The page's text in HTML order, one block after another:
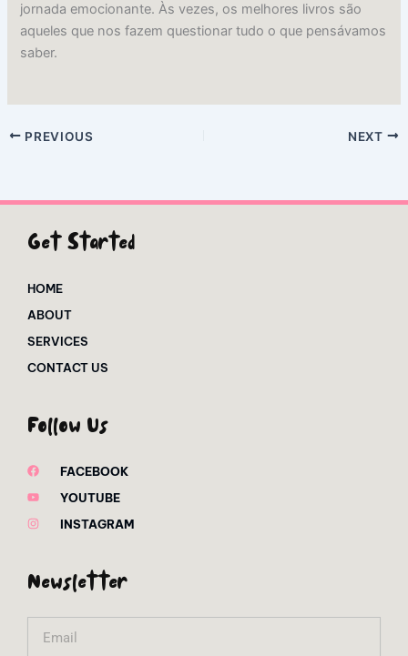
jornada emocionante. Às vezes, os melhores livros são
aqueles que nos fazem questionar tudo o que pensávamos
saber.
PREVIOUS NEXT
Get Started
HOME
ABOUT
SERVICES
CONTACT US
Follow Us
FACEBOOK
YOUTUBE
INSTAGRAM
Newsletter